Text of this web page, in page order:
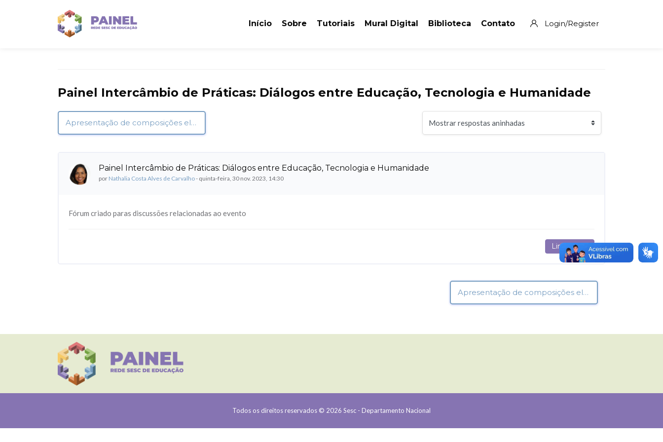
Início Sobre Tutoriais Mural Digital Biblioteca Contato Login/Register
Painel Intercâmbio de Práticas: Diálogos entre Educação, Tecnologia e Humanidade
Apresentação de composições elaboradas durante a oficina de Educação Antirracista ▶︎ Modo de visualização
Painel Intercâmbio de Práticas: Diálogos entre Educação, Tecnologia e Humanidade
por Nathalia Costa Alves de Carvalho- quinta-feira, 30 nov. 2023, 14:30
Número de respostas: 0
Fórum criado paras discussões relacionadas ao evento
Link direto
Apresentação de composições elaboradas durante a oficina de Educação Antirracista ▶︎
Todos os direitos reservados © 2026 Sesc - Departamento Nacional